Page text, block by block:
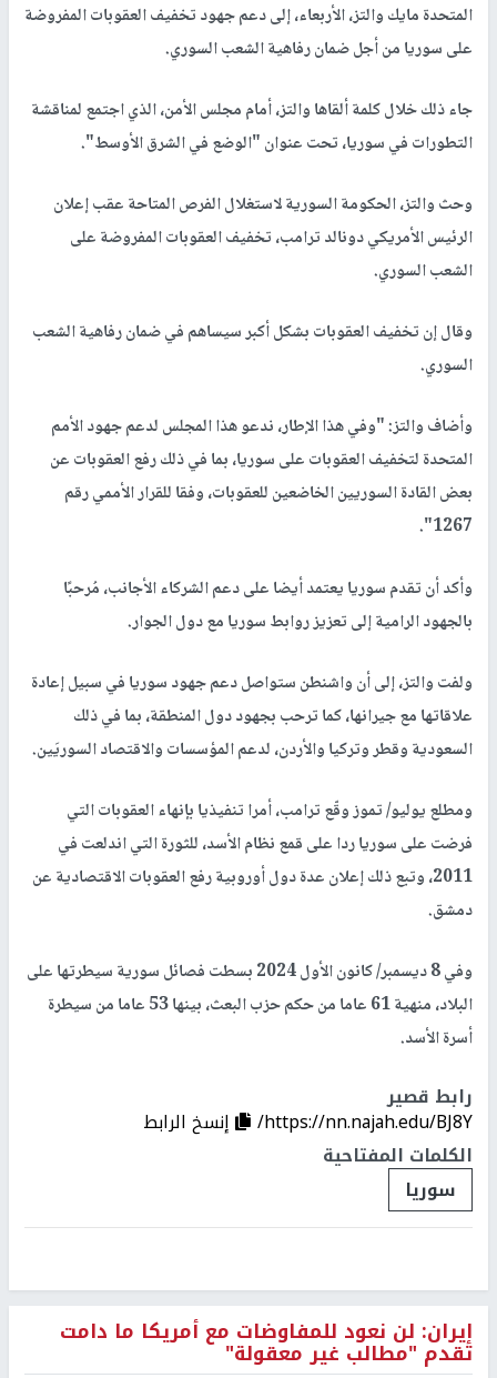
المتحدة مايك والتز، الأربعاء، إلى دعم جهود تخفيف العقوبات المفروضة
على سوريا من أجل ضمان رفاهية الشعب السوري.
جاء ذلك خلال كلمة ألقاها والتز، أمام مجلس الأمن، الذي اجتمع لمناقشة
التطورات في سوريا، تحت عنوان "الوضع في الشرق الأوسط".
وحث والتز، الحكومة السورية لاستغلال الفرص المتاحة عقب إعلان
الرئيس الأمريكي دونالد ترامب، تخفيف العقوبات المفروضة على
الشعب السوري.
وقال إن تخفيف العقوبات بشكل أكبر سيساهم في ضمان رفاهية الشعب
السوري.
وأضاف والتز: "وفي هذا الإطار، ندعو هذا المجلس لدعم جهود الأمم
المتحدة لتخفيف العقوبات على سوريا، بما في ذلك رفع العقوبات عن
بعض القادة السوريين الخاضعين للعقوبات، وفقا للقرار الأممي رقم
1267".
وأكد أن تقدم سوريا يعتمد أيضا على دعم الشركاء الأجانب، مُرحبًا
بالجهود الرامية إلى تعزيز روابط سوريا مع دول الجوار.
ولفت والتز، إلى أن واشنطن ستواصل دعم جهود سوريا في سبيل إعادة
علاقاتها مع جيرانها، كما ترحب بجهود دول المنطقة، بما في ذلك
السعودية وقطر وتركيا والأردن، لدعم المؤسسات والاقتصاد السوريَين.
ومطلع يوليو/ تموز وقّع ترامب، أمرا تنفيذيا بإنهاء العقوبات التي
فرضت على سوريا ردا على قمع نظام الأسد، للثورة التي اندلعت في
2011، وتبع ذلك إعلان عدة دول أوروبية رفع العقوبات الاقتصادية عن
دمشق.
وفي 8 ديسمبر/ كانون الأول 2024 بسطت فصائل سورية سيطرتها على
البلاد، منهية 61 عاما من حكم حزب البعث، بينها 53 عاما من سيطرة
أسرة الأسد.
رابط قصير
https://nn.najah.edu/BJ8Y/
إنسخ الرابط
الكلمات المفتاحية
سوريا
إيران: لن نعود للمفاوضات مع أمريكا ما دامت
تقدم "مطالب غير معقولة"